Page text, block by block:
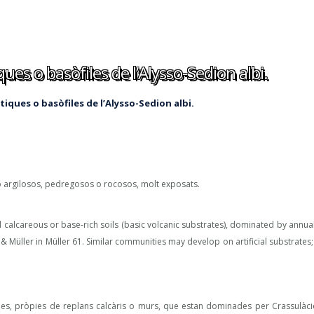
o basòfiles de l’Alysso-Sedion albi.
o basòfiles de l’Alysso-Sedion albi.
pedregosos o rocosos, molt exposats.
or base-rich soils (basic volcanic substrates), dominated by
Müller in Müller 61. Similar communities may develop on artificial
pròpies de replans calcàris o murs, que estan dominades per